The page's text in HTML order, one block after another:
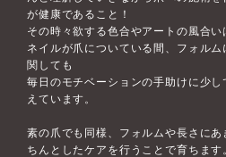
が健康であること！
その時々欲する色合やアートの風合い
ネイルが爪についている間、フォル
関しても
毎日のモチベーションの手助けに少
えています。
素の爪でも同様、フォルムや長さに
ちんとしたケアを行うことで育ちます